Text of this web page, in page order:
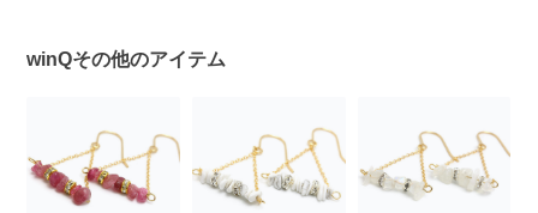
winQその他のアイテム